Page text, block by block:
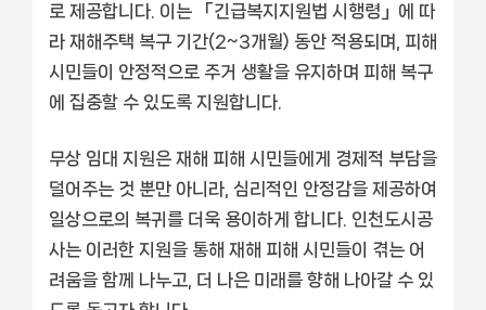
로 제공합니다. 이는 「긴급복지지원법 시행령」에 따
라 재해주택 복구 기간(2~3개월) 동안 적용되며, 피해
시민들이 안정적으로 주거 생활을 유지하며 피해 복구
에 집중할 수 있도록 지원합니다.
무상 임대 지원은 재해 피해 시민들에게 경제적 부담을
덜어주는 것 뿐만 아니라, 심리적인 안정감을 제공하여
일상으로의 복귀를 더욱 용이하게 합니다. 인천도시공
사는 이러한 지원을 통해 재해 피해 시민들이 겪는 어
려움을 함께 나누고, 더 나은 미래를 향해 나아갈 수 있